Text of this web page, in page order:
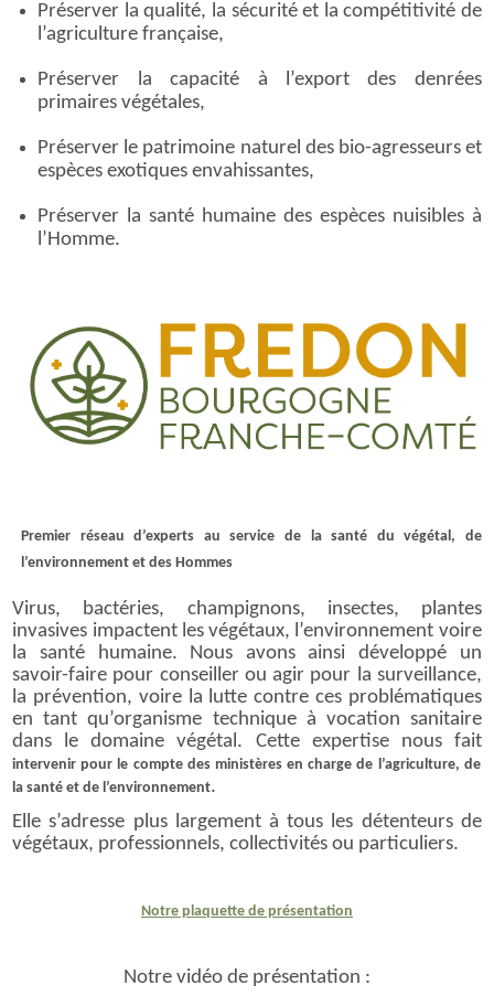
Préserver la qualité, la sécurité et la compétitivité de
l’agriculture française,
Préserver la capacité à l’export des denrées
primaires végétales,
Préserver le patrimoine naturel des bio-agresseurs et
espèces exotiques envahissantes,
Préserver la santé humaine des espèces nuisibles à
l’Homme.
Premier réseau d’experts au service de la santé du végétal, de
l’environnement et des Hommes
Virus, bactéries, champignons, insectes, plantes
invasives impactent les végétaux, l’environnement voire
la santé humaine. Nous avons ainsi développé un
savoir-faire pour conseiller ou agir pour la surveillance,
la prévention, voire la lutte contre ces problématiques
en tant qu’organisme technique à vocation sanitaire
dans le domaine végétal. Cette expertise nous fait
intervenir pour le compte des ministères en charge de l’agriculture, de
la santé et de l’environnement.
Elle s’adresse plus largement à tous les détenteurs de
végétaux, professionnels, collectivités ou particuliers.
Notre plaquette de présentation
Notre vidéo de présentation :